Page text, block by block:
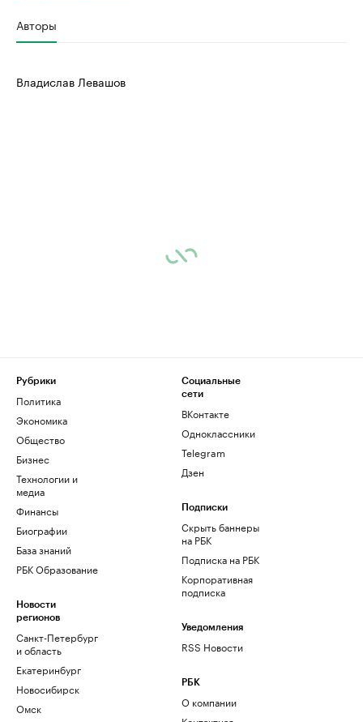
Авторы
Владислав Левашов
Рубрики
Политика
Экономика
Общество
Бизнес
Технологии и
медиа
Финансы
Биографии
База знаний
РБК Образование
Новости
регионов
Санкт-Петербург
и область
Екатеринбург
Новосибирск
Омск
Социальные
сети
ВКонтакте
Одноклассники
Telegram
Дзен
Подписки
Скрыть баннеры
на РБК
Подписка на РБК
Корпоративная
подписка
Уведомления
RSS Новости
РБК
О компании